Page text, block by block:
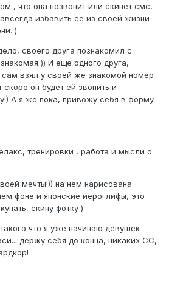
, что она позвонит или скинет смс,
избавить ее из своей жизни
)
своего друга познакомил с
)) И еще одного друга,
сам взял у своей же знакомой номер
скоро он будет ей звонить и
А я же пока, привожу себя в форму
тренировки , работа и мысли о
мечты!)) на нем нарисована
фоне и японские иероглифы, это
скину фотку )
что я уже начинаю девушек
держу себя до конца, никаких СС,